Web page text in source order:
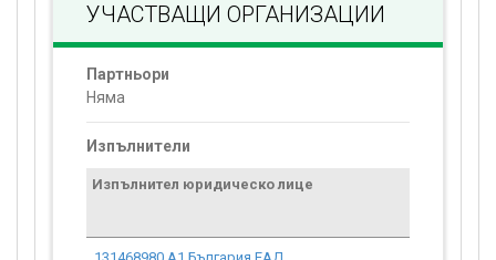
УЧАСТВАЩИ ОРГАНИЗАЦИИ
Партньори
Няма
Изпълнители
Изпълнител юридическо лице